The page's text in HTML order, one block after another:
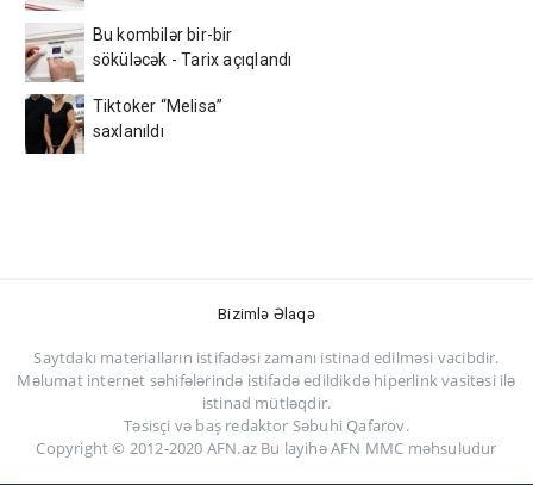
Bu kombilər bir-bir
söküləcək - Tarix açıqlandı
Tiktoker “Melisa”
saxlanıldı
Bizimlə Əlaqə
Saytdakı materialların istifadəsi zamanı istinad edilməsi vacibdir.
Məlumat internet səhifələrində istifadə edildikdə hiperlink vasitəsi ilə
istinad mütləqdir.
Təsisçi və baş redaktor Səbuhi Qafarov.
Copyright © 2012-2020 AFN.az Bu layihə AFN MMC məhsuludur